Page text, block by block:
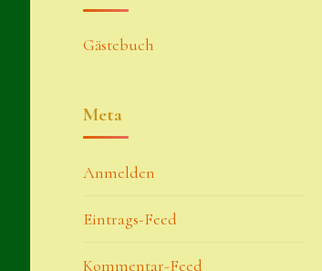
Gästebuch
Meta
Anmelden
Eintrags-Feed
Kommentar-Feed